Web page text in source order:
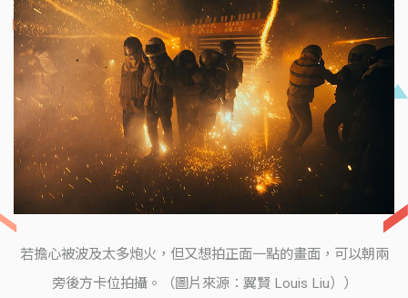
若擔心被波及太多炮火，但又想拍正面一點的畫面，可以朝兩
旁後方卡位拍攝。（圖片來源：翼賢 Louis Liu））